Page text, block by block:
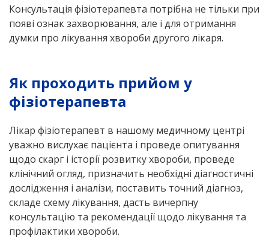
Консультація фізіотерапевта потрібна не тільки при
появі ознак захворювання, але і для отримання
думки про лікування хвороби другого лікаря.
Як проходить прийом у
фізіотерапевта
Лікар фізіотерапевт в нашому медичному центрі
уважно вислухає пацієнта і проведе опитування
щодо скарг і історії розвитку хвороби, проведе
клінічний огляд, призначить необхідні діагностичні
дослідження і аналізи, поставить точний діагноз,
складе схему лікування, дасть вичерпну
консультацію та рекомендації щодо лікування та
профілактики хвороби.